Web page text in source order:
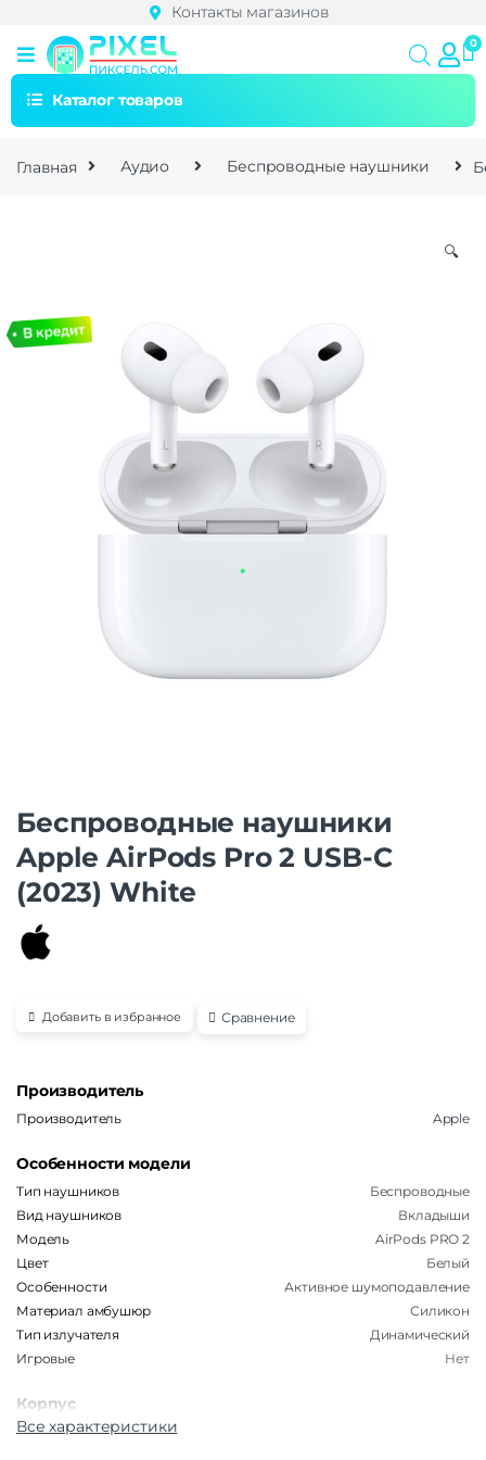
Контакты магазинов
Каталог товаров
Главная Аудио Беспроводные наушники
🔍
Беспроводные наушники
Apple AirPods Pro 2 USB-C
(2023) White
Добавить в избранное Сравнение
Производитель
Производитель Apple
Особенности модели
Тип наушников
Беспроводные
Вид наушников
Вкладыши
Модель
AirPods PRO 2
Цвет
Белый
Особенности
Активное шумоподавление
Материал амбушюр
Силикон
Тип излучателя
Динамический
Игровые
Нет
Корпус
Материал
Все характеристики